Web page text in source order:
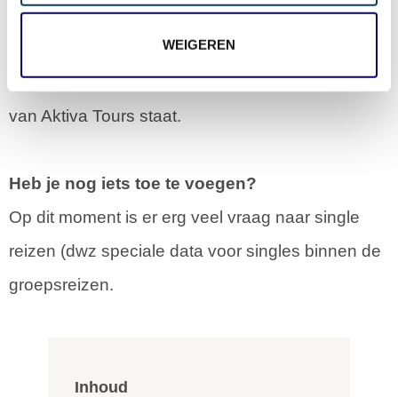
WEIGEREN
Bij alledrie de organisaties zijn wij aangesloten
ivm de zekerheid voor consumenten en omdat
verantwoord ondernemen hoog in het vaandel
van Aktiva Tours staat.
Heb je nog iets toe te voegen?
Op dit moment is er erg veel vraag naar single
reizen (dwz speciale data voor singles binnen de
groepsreizen.
Inhoud